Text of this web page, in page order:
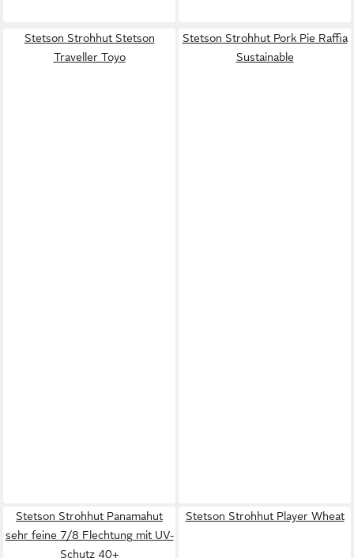
Stetson Strohhut Stetson
Traveller Toyo
Stetson Strohhut Pork Pie Raffia
Sustainable
Stetson Strohhut Panamahut
sehr feine 7/8 Flechtung mit UV-
Schutz 40+
Stetson Strohhut Player Wheat